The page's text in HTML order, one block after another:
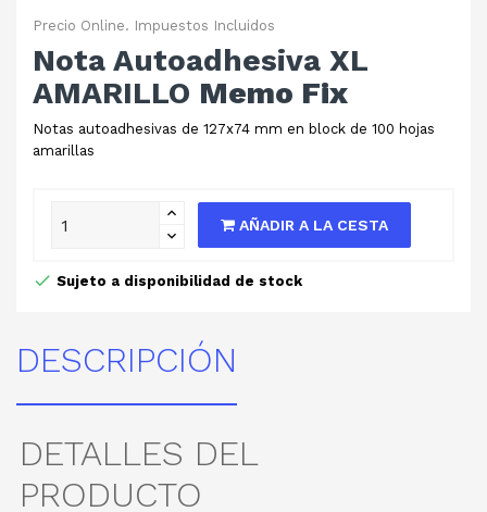
Precio Online. Impuestos Incluidos
Nota Autoadhesiva XL
AMARILLO Memo Fix
Notas autoadhesivas de 127x74 mm en block de 100 hojas
amarillas
AÑADIR A LA CESTA
Sujeto a disponibilidad de stock
DESCRIPCIÓN
DETALLES DEL
PRODUCTO